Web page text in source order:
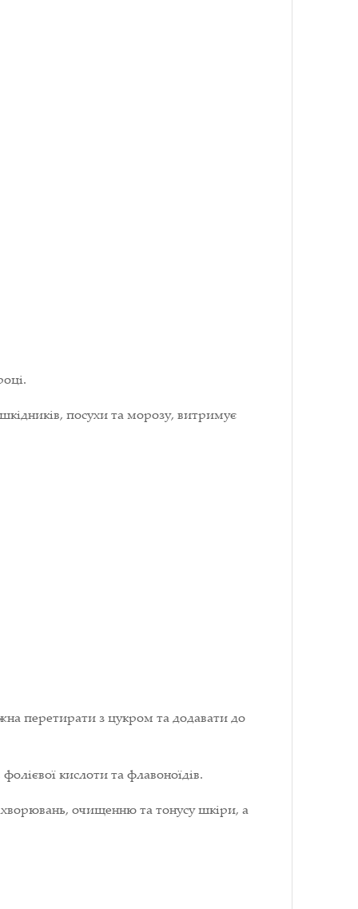
посухи та морозу, витримує
перетирати з цукром та додавати до
кислоти та флавоноїдів.
очищенню та тонусу шкіри, а